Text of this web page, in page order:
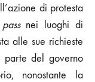
di protesta
nei luoghi di
alle sue richieste
parte del governo
nonostante la